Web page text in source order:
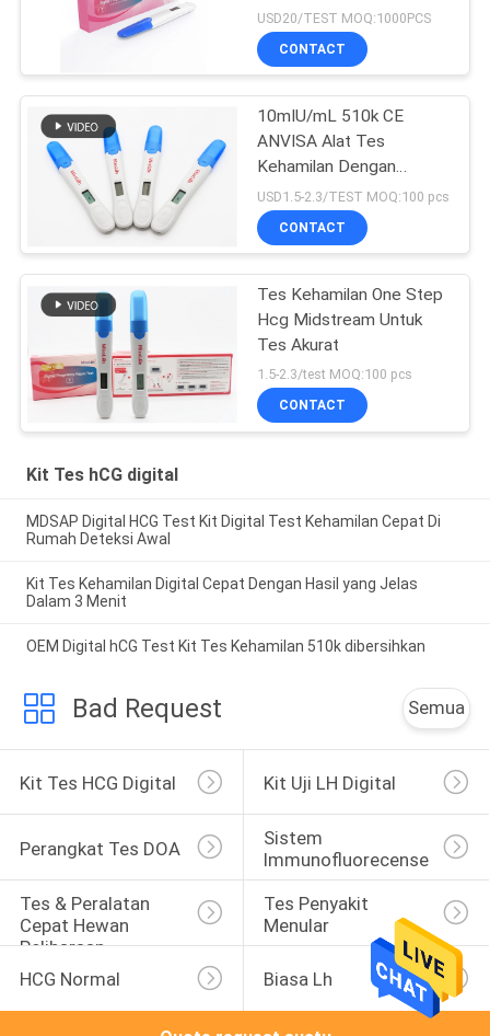
Self-Test
USD20/TEST MOQ:1000PCS
CONTACT
10mIU/mL 510k CE
ANVISA Alat Tes
Kehamilan Dengan
Tampilan Hasil Akurat
Digital
USD1.5-2.3/TEST MOQ:100 pcs
CONTACT
Tes Kehamilan One Step
Hcg Midstream Untuk
Tes Akurat
1.5-2.3/test MOQ:100 pcs
CONTACT
Kit Tes hCG digital
MDSAP Digital HCG Test Kit Digital Test Kehamilan Cepat Di
Rumah Deteksi Awal
Kit Tes Kehamilan Digital Cepat Dengan Hasil yang Jelas
Dalam 3 Menit
OEM Digital hCG Test Kit Tes Kehamilan 510k dibersihkan
Bad Request Semua
Kit Tes HCG Digital Kit Uji LH Digital
Perangkat Tes DOA
Sistem
Immunofluorecense
Tes & Peralatan
Cepat Hewan
Peliharaan
Tes Penyakit
Menular
HCG Normal Biasa Lh